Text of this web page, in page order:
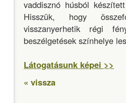
vaddisznó húsból
Hisszük, hogy
visszanyerhetik régi
beszélgetések színhelye
Látogatásunk képei >>
« vissza